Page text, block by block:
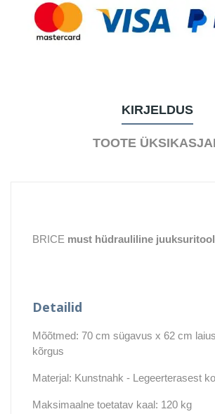
KIRJELDUS
TOOTE
BRICE must hüdrauliline juuksuritool
Detailid
Mõõtmed: 70 cm sügavus x 62 cm
kõrgus
Materjal: Kunstnahk - Legeerterasest
Maksimaalne toetatav kaal: 120 kg